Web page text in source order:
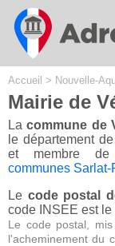
Accueil > Nouvelle-
Mairie de
Lacommune de
le département de
et membre de
communes Sarlat-
Le code postal
code INSEE est le
Le code postal,
l'acheminement du
Cookies